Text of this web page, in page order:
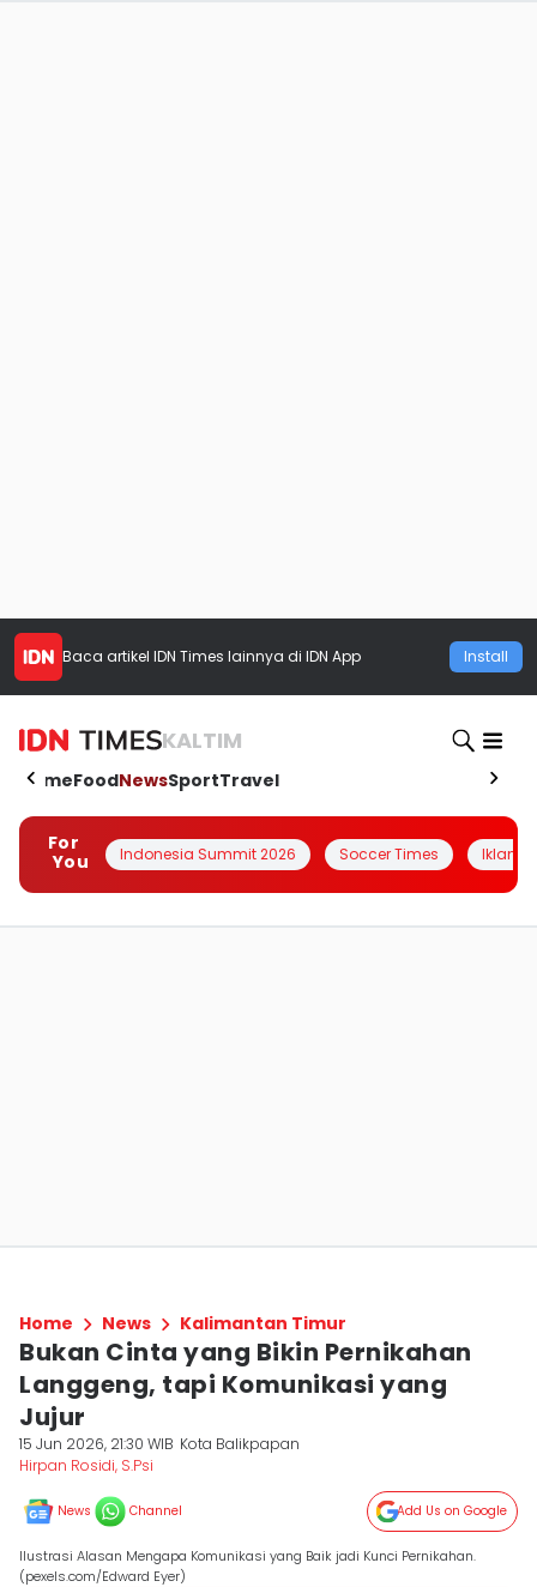
Baca artikel IDN Times lainnya di IDN App Install
KALTIM
HomeFoodNewsSportTravel
For
You
Indonesia Summit 2026 Soccer Times Iklanin
Home News Kalimantan Timur
Bukan Cinta yang Bikin Pernikahan
Langgeng, tapi Komunikasi yang
Jujur
15 Jun 2026, 21:30 WIB Kota Balikpapan
Hirpan Rosidi, S.Psi
News Channel Add Us on Google
Ilustrasi Alasan Mengapa Komunikasi yang Baik jadi Kunci Pernikahan.
(pexels.com/Edward Eyer)